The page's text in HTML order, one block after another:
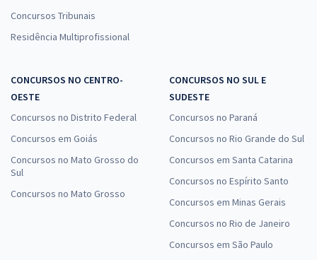
Concursos Tribunais
Residência Multiprofissional
CONCURSOS NO CENTRO-
OESTE
Concursos no Distrito Federal
Concursos em Goiás
Concursos no Mato Grosso do
Sul
Concursos no Mato Grosso
CONCURSOS NO SUL E
SUDESTE
Concursos no Paraná
Concursos no Rio Grande do Sul
Concursos em Santa Catarina
Concursos no Espírito Santo
Concursos em Minas Gerais
Concursos no Rio de Janeiro
Concursos em São Paulo